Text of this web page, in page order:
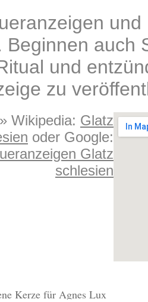
Beginnen auch
und
zu
Wikipedia: Glatz
oder Google:
Glatz
schlesien
Kerze für Agnes Lux